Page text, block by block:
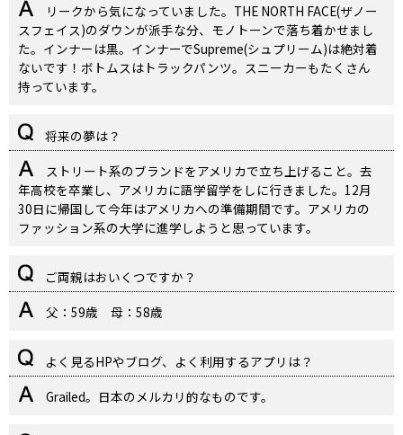
リークから気になっていました。THE NORTH FACE(ザノー
スフェイス)のダウンが派手な分、モノトーンで落ち着かせまし
た。インナーは黒。インナーでSupreme(シュプリーム)は絶対着
ないです！ボトムスはトラックパンツ。スニーカーもたくさん
持っています。
将来の夢は？
ストリート系のブランドをアメリカで立ち上げること。去
年高校を卒業し、アメリカに語学留学をしに行きました。12月
30日に帰国して今年はアメリカへの準備期間です。アメリカの
ファッション系の大学に進学しようと思っています。
ご両親はおいくつですか？
父：59歳 母：58歳
よく見るHPやブログ、よく利用するアプリは？
Grailed。日本のメルカリ的なものです。